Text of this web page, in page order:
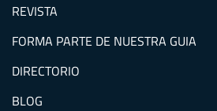
REVISTA
FORMA PARTE DE NUESTRA GUIA
DIRECTORIO
BLOG